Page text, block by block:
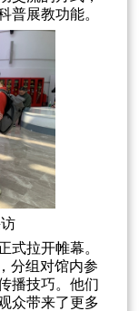
普展教功能。
拉开帷幕。
分组对馆内参
播技巧。他们
众带来了更多